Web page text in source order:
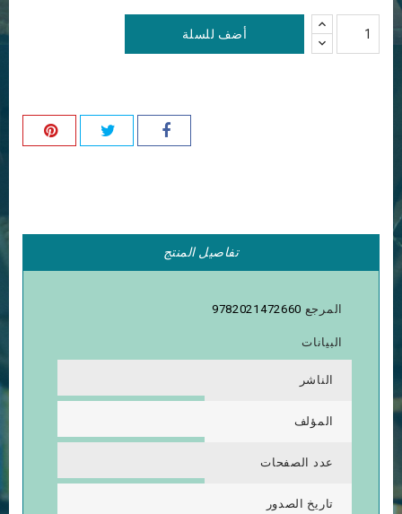
أضف للسلة
تفاصيل المنتج
المرجع 9782021472660
البيانات
الناشر
المؤلف
عدد الصفحات
تاريخ الصدور